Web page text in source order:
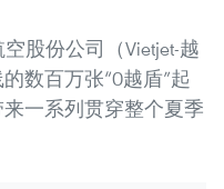
股份公司（Vietjet-越
数百万张“0越盾”起
一系列贯穿整个夏季